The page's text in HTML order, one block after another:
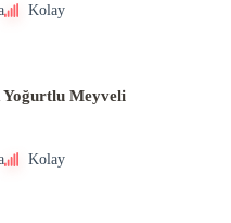
Kolay
Yoğurtlu Meyveli
Kolay